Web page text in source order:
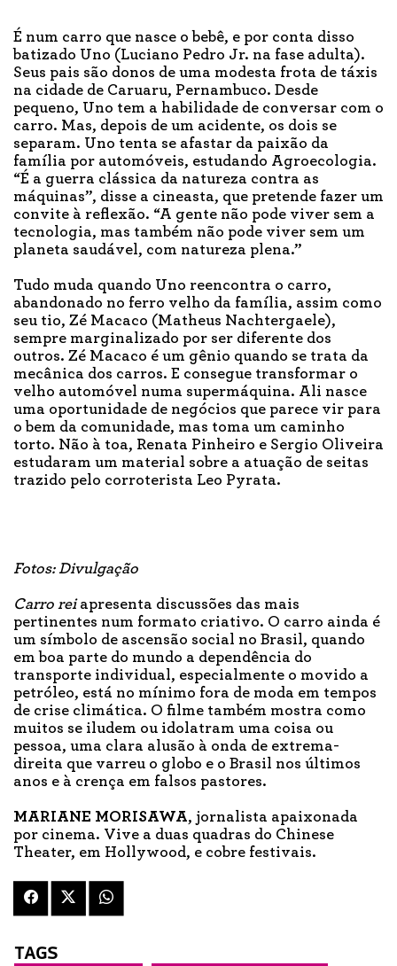
É num carro que nasce o bebê, e por conta disso
batizado Uno (Luciano Pedro Jr. na fase adulta).
Seus pais são donos de uma modesta frota de táxis
na cidade de Caruaru, Pernambuco. Desde
pequeno, Uno tem a habilidade de conversar com o
carro. Mas, depois de um acidente, os dois se
separam. Uno tenta se afastar da paixão da
família por automóveis, estudando Agroecologia.
“É a guerra clássica da natureza contra as
máquinas”, disse a cineasta, que pretende fazer um
convite à reflexão. “A gente não pode viver sem a
tecnologia, mas também não pode viver sem um
planeta saudável, com natureza plena.”
Tudo muda quando Uno reencontra o carro,
abandonado no ferro velho da família, assim como
seu tio, Zé Macaco (Matheus Nachtergaele),
sempre marginalizado por ser diferente dos
outros. Zé Macaco é um gênio quando se trata da
mecânica dos carros. E consegue transformar o
velho automóvel numa supermáquina. Ali nasce
uma oportunidade de negócios que parece vir para
o bem da comunidade, mas toma um caminho
torto. Não à toa, Renata Pinheiro e Sergio Oliveira
estudaram um material sobre a atuação de seitas
trazido pelo corroterista Leo Pyrata.
Fotos: Divulgação
Carro reiapresenta discussões das mais
pertinentes num formato criativo. O carro ainda é
um símbolo de ascensão social no Brasil, quando
em boa parte do mundo a dependência do
transporte individual, especialmente o movido a
petróleo, está no mínimo fora de moda em tempos
de crise climática. O filme também mostra como
muitos se iludem ou idolatram uma coisa ou
pessoa, uma clara alusão à onda de extrema-
direita que varreu o globo e o Brasil nos últimos
anos e à crença em falsos pastores.
MARIANE MORISAWA, jornalista apaixonada
por cinema. Vive a duas quadras do Chinese
Theater, em Hollywood, e cobre festivais.
TAGS